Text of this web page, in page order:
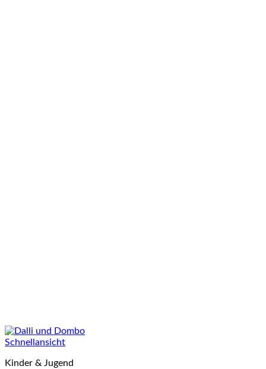
Schnellansicht
Kinder & Jugend